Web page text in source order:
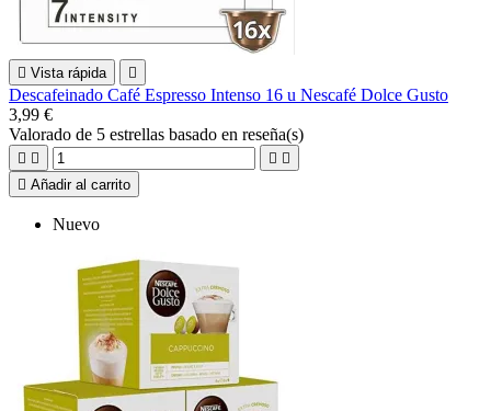
 Vista rápida 
Descafeinado Café Espresso Intenso 16 u Nescafé Dolce Gusto
3,99 €
Valorado de 5 estrellas basado en reseña(s)
   
 Añadir al carrito
Nuevo